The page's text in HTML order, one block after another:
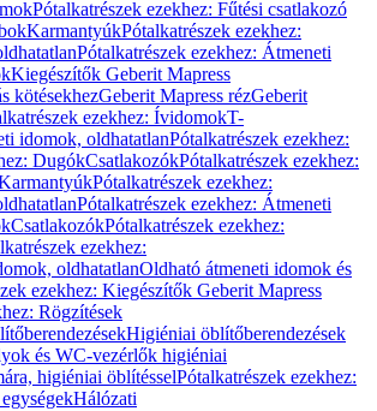
Pótalkatrészek ezekhez: Fűtési csatlakozó
KarmantyúkPótalkatrészek ezekhez:
Pótalkatrészek ezekhez: Átmeneti
Kiegészítők Geberit Mapress
kötésekhezGeberit Mapress rézGeberit
ezekhez: ÍvidomokT-
idomok, oldhatatlanPótalkatrészek ezekhez:
DugókCsatlakozókPótalkatrészek ezekhez:
Pótalkatrészek ezekhez:
Pótalkatrészek ezekhez: Átmeneti
CsatlakozókPótalkatrészek ezekhez:
ezekhez:
oldhatatlanOldható átmeneti idomok és
ezekhez: Kiegészítők Geberit Mapress
Rögzítések
Higiéniai öblítőberendezések
és WC-vezérlők higiéniai
higiéniai öblítésselPótalkatrészek ezekhez:
Hálózati